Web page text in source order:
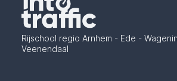
Rijschool regio Arnhem - Ede -
Veenendaal